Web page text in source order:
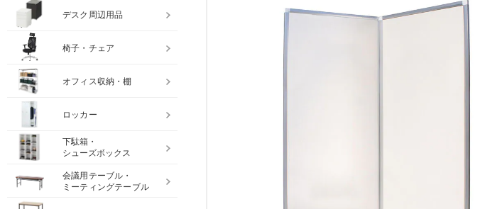
デスク周辺用品
椅子・チェア
オフィス収納・棚
ロッカー
下駄箱・
シューズボックス
会議用テーブル・
ミーティングテーブル